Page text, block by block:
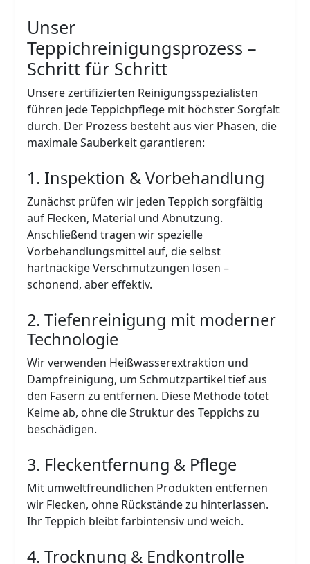
Unser
Teppichreinigungsprozess –
Schritt für Schritt
Unsere zertifizierten Reinigungsspezialisten
führen jede Teppichpflege mit höchster Sorgfalt
durch. Der Prozess besteht aus vier Phasen, die
maximale Sauberkeit garantieren:
1. Inspektion & Vorbehandlung
Zunächst prüfen wir jeden Teppich sorgfältig
auf Flecken, Material und Abnutzung.
Anschließend tragen wir spezielle
Vorbehandlungsmittel auf, die selbst
hartnäckige Verschmutzungen lösen –
schonend, aber effektiv.
2. Tiefenreinigung mit moderner
Technologie
Wir verwenden Heißwasserextraktion und
Dampfreinigung, um Schmutzpartikel tief aus
den Fasern zu entfernen. Diese Methode tötet
Keime ab, ohne die Struktur des Teppichs zu
beschädigen.
3. Fleckentfernung & Pflege
Mit umweltfreundlichen Produkten entfernen
wir Flecken, ohne Rückstände zu hinterlassen.
Ihr Teppich bleibt farbintensiv und weich.
4. Trocknung & Endkontrolle